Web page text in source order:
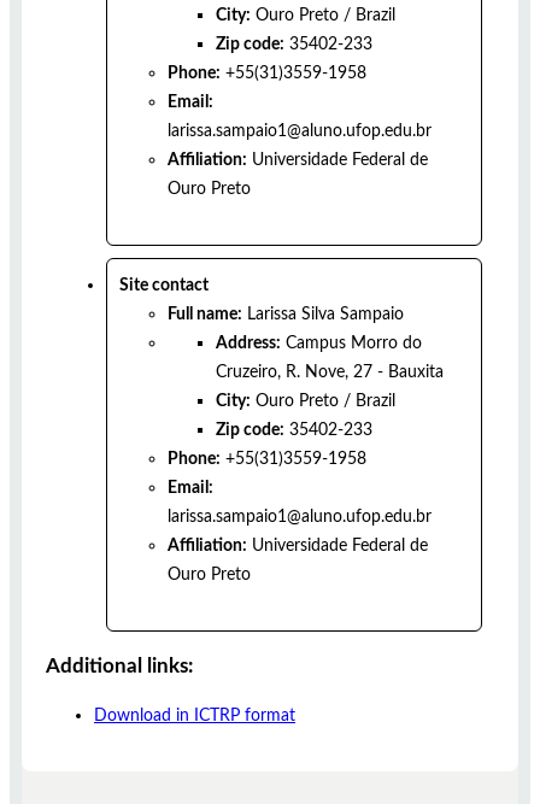
City: Ouro Preto / Brazil
Zip code: 35402-233
Phone: +55(31)3559-1958
Email:
larissa.sampaio1@aluno.ufop.edu.br
Affiliation: Universidade Federal de
Ouro Preto
Site contact
Full name: Larissa Silva Sampaio
Address: Campus Morro do
Cruzeiro, R. Nove, 27 - Bauxita
City: Ouro Preto / Brazil
Zip code: 35402-233
Phone: +55(31)3559-1958
Email:
larissa.sampaio1@aluno.ufop.edu.br
Affiliation: Universidade Federal de
Ouro Preto
Additional links:
Download in ICTRP format